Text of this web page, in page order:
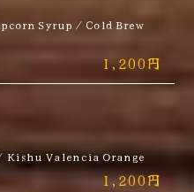
Syrup / Cold Brew
1,200円
Kishu Valencia Orange
1,200円